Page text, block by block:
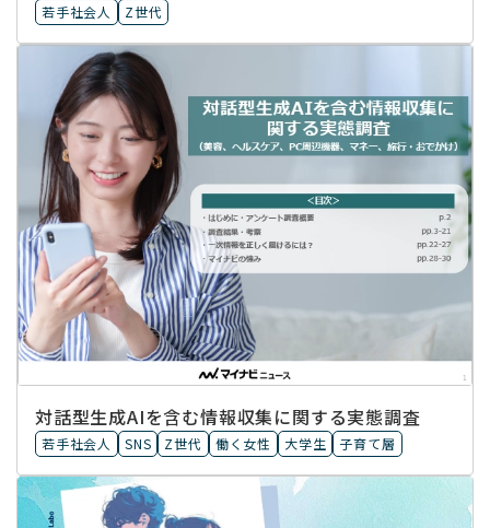
若手社会人 Z世代
対話型生成AIを含む情報収集に​関する実態調査
若手社会人 SNS Z世代 働く女性 大学生 子育て層